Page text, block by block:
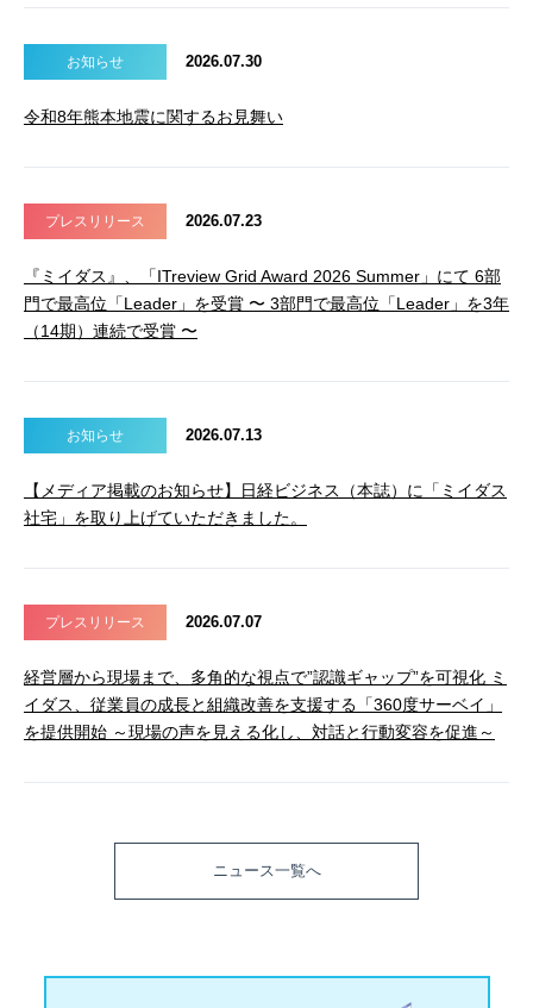
お知らせ 2026.07.30
令和8年熊本地震に関するお見舞い
プレスリリース 2026.07.23
『ミイダス』、「ITreview Grid Award 2026 Summer」にて 6部
門で最高位「Leader」を受賞 〜 3部門で最高位「Leader」を3年
（14期）連続で受賞 〜
お知らせ 2026.07.13
【メディア掲載のお知らせ】日経ビジネス（本誌）に「ミイダス
社宅」を取り上げていただきました。
プレスリリース 2026.07.07
経営層から現場まで、多角的な視点で”認識ギャップ”を可視化 ミ
イダス、従業員の成長と組織改善を支援する「360度サーベイ」
を提供開始 ～現場の声を見える化し、対話と行動変容を促進～
ニュース一覧へ